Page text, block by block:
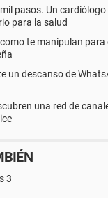
pasos. Un cardiólogo
para la salud
como te manipulan
un descanso de
una red de
3